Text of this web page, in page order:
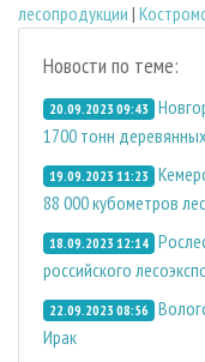
лесопродукции |
Новости по теме:
20.09.2023 09:43
1700 тонн
19.09.2023 11:23
88 000 кубометров
18.09.2023 12:14
российского
22.09.2023 08:56
Ирак